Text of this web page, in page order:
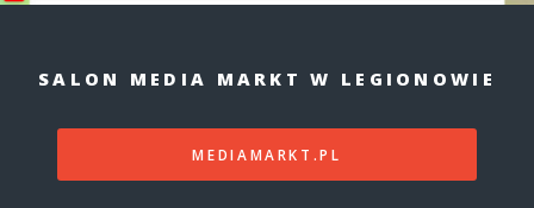
SALON MEDIA MARKT W LEGIONOWIE
MEDIAMARKT.PL